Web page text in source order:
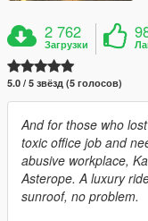
2 762
Загрузки
5.0 / 5 звёзд (5 голосов)
And for those who
toxic office job and
abusive workplace,
Asterope. A luxury
sunroof, no problem.